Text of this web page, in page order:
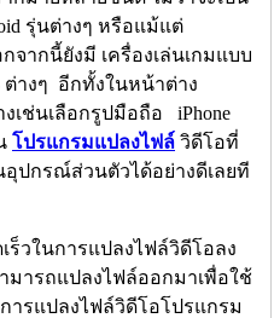
รุ่นต่างๆ หรือแม้แต่
จากนี้ยังมี เครื่องเล่นเกมแบบ
ต่างๆ อีกทั้งในหน้าต่าง
เช่นเลือกรูปมือถือ iPhone
โปรแกรมแปลงไฟล์ วิดีโอที่
ปกรณ์ส่วนตัวได้อย่างดีเลยที
ร็วในการแปลงไฟล์วิดีโอลง
มารถแปลงไฟล์ออกมาเพื่อใช้
รแปลงไฟล์วิดีโอโปรแกรม